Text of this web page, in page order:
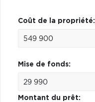
Coût de la propriété:
Mise de fonds:
Montant du prêt: